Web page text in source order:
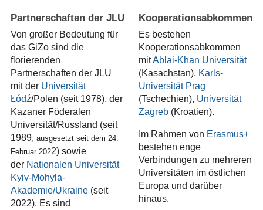
Partnerschaften der JLU
Von großer Bedeutung für
das GiZo sind die
florierenden
Partnerschaften der JLU
mit der Universität
Łódź/Polen (seit 1978), der
Kazaner Föderalen
Universität/Russland (seit
1989, ausgesetzt seit dem 24.
Februar 2022) sowie
der Nationalen Universität
Kyiv-Mohyla-
Akademie/Ukraine(seit
2022). Es sind
Kooperationsabkommen
Es bestehen
Kooperationsabkommen
mitAblai-Khan Universität
(Kasachstan), Karls-
Universität Prag
(Tschechien), Universität
Zagreb (Kroatien).
Im Rahmen von Erasmus+
bestehen enge
Verbindungen zu mehreren
Universitäten im östlichen
Europa und darüber
hinaus.